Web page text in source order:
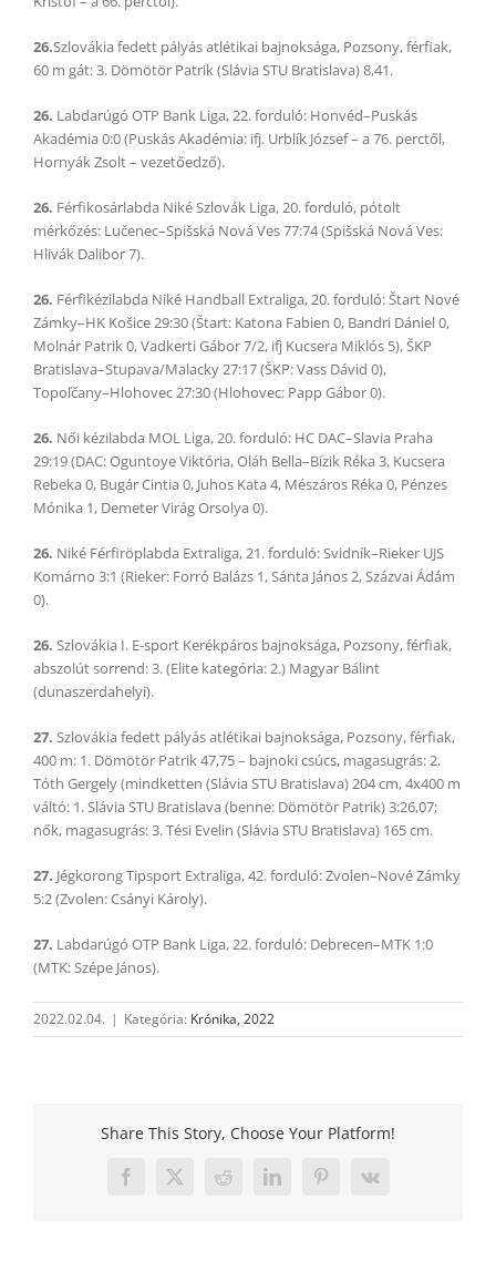
26.Szlovákia fedett pályás atlétikai bajnoksága, Pozsony, férfiak,
60 m gát: 3. Dömötör Patrik (Slávia STU Bratislava) 8,41.
26. Labdarúgó OTP Bank Liga, 22. forduló: Honvéd–Puskás
Akadémia 0:0 (Puskás Akadémia: ifj. Urblík József – a 76. perctől,
Hornyák Zsolt – vezetőedző).
26. Férfikosárlabda Niké Szlovák Liga, 20. forduló, pótolt
mérkőzés: Lučenec–Spišská Nová Ves 77:74 (Spišská Nová Ves:
Hlivák Dalibor 7).
26. Férfikézilabda Niké Handball Extraliga, 20. forduló: Štart Nové
Zámky–HK Košice 29:30 (Štart: Katona Fabien 0, Bandri Dániel 0,
Molnár Patrik 0, Vadkerti Gábor 7/2, ifj Kucsera Miklós 5), ŠKP
Bratislava–Stupava/Malacky 27:17 (ŠKP: Vass Dávid 0),
Topoľčany–Hlohovec 27:30 (Hlohovec: Papp Gábor 0).
26. Női kézilabda MOL Liga, 20. forduló: HC DAC–Slavia Praha
29:19 (DAC: Oguntoye Viktória, Oláh Bella–Bízik Réka 3, Kucsera
Rebeka 0, Bugár Cintia 0, Juhos Kata 4, Mészáros Réka 0, Pénzes
Mónika 1, Demeter Virág Orsolya 0).
26. Niké Férfiröplabda Extraliga, 21. forduló: Svidník–Rieker UJS
Komárno 3:1 (Rieker: Forró Balázs 1, Sánta János 2, Százvai Ádám
0).
26. Szlovákia I. E-sport Kerékpáros bajnoksága, Pozsony, férfiak,
abszolút sorrend: 3. (Elite kategória: 2.) Magyar Bálint
(dunaszerdahelyi).
27. Szlovákia fedett pályás atlétikai bajnoksága, Pozsony, férfiak,
400 m: 1. Dömötör Patrik 47,75 – bajnoki csúcs, magasugrás: 2.
Tóth Gergely (mindketten (Slávia STU Bratislava) 204 cm, 4x400 m
váltó: 1. Slávia STU Bratislava (benne: Dömötör Patrik) 3:26,07;
nők, magasugrás: 3. Tési Evelin (Slávia STU Bratislava) 165 cm.
27. Jégkorong Tipsport Extraliga, 42. forduló: Zvolen–Nové Zámky
5:2 (Zvolen: Csányi Károly).
27. Labdarúgó OTP Bank Liga, 22. forduló: Debrecen–MTK 1:0
(MTK: Szépe János).
2022.02.04. | Kategória: Krónika, 2022
Share This Story, Choose Your Platform!
Facebook
X RedditLinkedInPinterest
Vk